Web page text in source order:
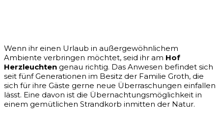
Wenn ihr einen Urlaub in außergewöhnlichem
Ambiente verbringen möchtet, seid ihr am Hof
Herzleuchten genau richtig. Das Anwesen befindet sich
seit fünf Generationen im Besitz der Familie Groth, die
sich für ihre Gäste gerne neue Überraschungen einfallen
lässt. Eine davon ist die Übernachtungsmöglichkeit in
einem gemütlichen Strandkorb inmitten der Natur.